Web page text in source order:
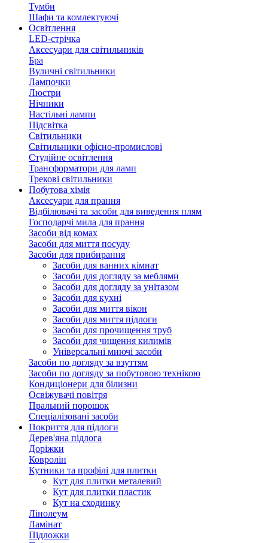
Тумби
Шафи та комлектуючі
Освітлення
LED-стрічка
Аксесуари для світильників
Бра
Вуличні світильники
Лампочки
Люстри
Нічники
Настільні лампи
Підсвітка
Світильники
Світильники офісно-промислові
Студійне освітлення
Трансформатори для ламп
Трекові світильники
Побутова хімія
Аксесуари для прання
Відбілювачі та засоби для виведення плям
Господарчі мила для прання
Засоби від комах
Засоби для миття посуду
Засоби для прибирання
Засоби для ванних кімнат
Засоби для догляду за меблями
Засоби для догляду за унітазом
Засоби для кухні
Засоби для миття вікон
Засоби для миття підлоги
Засоби для прочищення труб
Засоби для чищення килимів
Універсальні миючі засоби
Засоби по догляду за взуттям
Засоби по догляду за побутовою технікою
Кондиціонери для білизни
Освіжувачі повітря
Пральний порошок
Спеціалізовані засоби
Покриття для підлоги
Дерев'яна підлога
Доріжки
Ковролін
Кутники та профілі для плитки
Кут для плитки металевий
Кут для плитки пластик
Кут на сходинку
Лінолеум
Ламінат
Підложки